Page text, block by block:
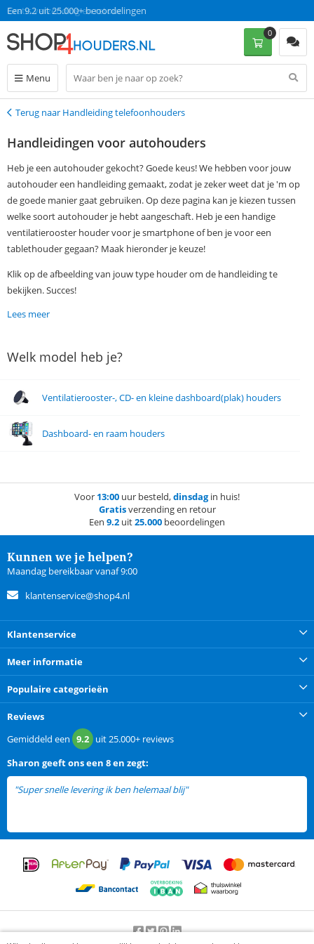
Gratis verzending en retour
Een 9.2 uit 25.000+ beoordelingen
Menu
0
Terug
Terug naar Handleiding telefoonhouders
Handleidingen voor autohouders
Heb je een autohouder gekocht? Goede keus! We hebben voor jouw
autohouder een handleiding gemaakt, zodat je zeker weet dat je 'm op
de goede manier gaat gebruiken. Op deze pagina kan je kiezen tussen
welke soort autohouder je hebt aangeschaft. Heb je een handige
ventilatierooster houder voor je smartphone of ben je voor een
tablethouder gegaan? Maak hieronder je keuze!
Klik op de afbeelding van jouw type houder om de handleiding te
bekijken. Succes!
Lees meer
Welk model heb je?
Ventilatierooster-, CD- en kleine dashboard(plak) houders
Dashboard- en raam houders
Voor 13:00 uur besteld,dinsdagin huis!
Gratisverzending en retour
Een 9.2 uit25.000 beoordelingen
Kunnen we je helpen?
Maandag bereikbaar vanaf 9:00
klantenservice@shop4.nl
Klantenservice
Meer informatie
Populaire categorieën
Reviews
Gemiddeld een 9.2 uit25.000+ reviews
Sharon geeft ons een 8 en zegt:
"Super snelle levering ik ben helemaal blij"